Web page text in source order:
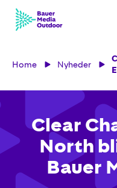
Home Nyheder
Clear
North
Bauer